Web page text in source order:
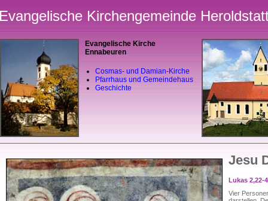
Kirchengemeinde
Evangelische Kirche
Ennabeuren
Cosmas- und Damian-Kirche
Pfarrhaus und Gemeindehaus
Geschichte
Jesu
Lukas 2,22-
Vier